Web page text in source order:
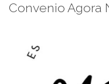
Convenio Agora